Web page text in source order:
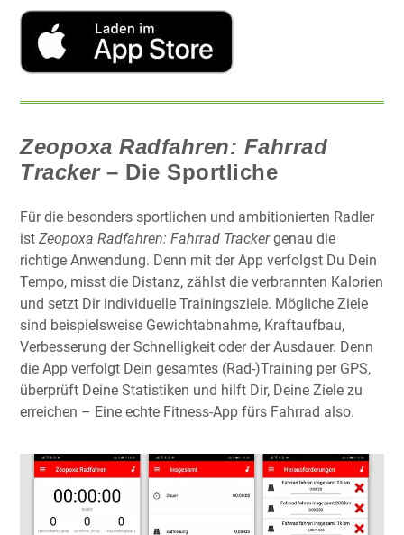
Zeopoxa Radfahren: Fahrrad
Tracker– Die Sportliche
Für die besonders sportlichen und ambitionierten Radler
ist Zeopoxa Radfahren: Fahrrad Trackergenau die
richtige Anwendung. Denn mit der App verfolgst Du Dein
Tempo, misst die Distanz, zählst die verbrannten Kalorien
und setzt Dir individuelle Trainingsziele. Mögliche Ziele
sind beispielsweise Gewichtabnahme, Kraftaufbau,
Verbesserung der Schnelligkeit oder der Ausdauer. Denn
die App verfolgt Dein gesamtes (Rad-)Training per GPS,
überprüft Deine Statistiken und hilft Dir, Deine Ziele zu
erreichen – Eine echte Fitness-App fürs Fahrrad also.